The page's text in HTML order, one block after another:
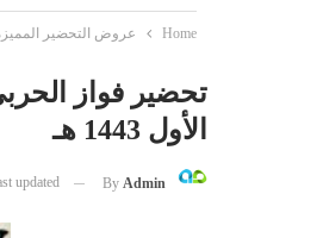
Home عروض التحضير
تحضير فواز
الأول 1443 هـ
By Admin
updated